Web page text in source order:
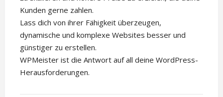
Kunden gerne zahlen.
Lass dich von ihrer Fähigkeit überzeugen,
dynamische und komplexe Websites besser und
günstiger zu erstellen.
WPMeister ist die Antwort auf all deine WordPress-
Herausforderungen.